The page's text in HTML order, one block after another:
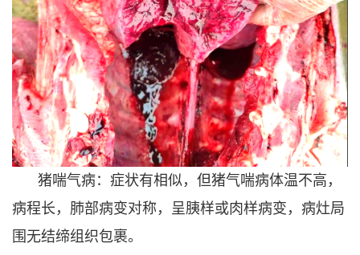
猪喘气病：症状有相似，但猪气喘病体温不高，
病程长，肺部病变对称，呈胰样或肉样病变，病灶局
围无结缔组织包裹。